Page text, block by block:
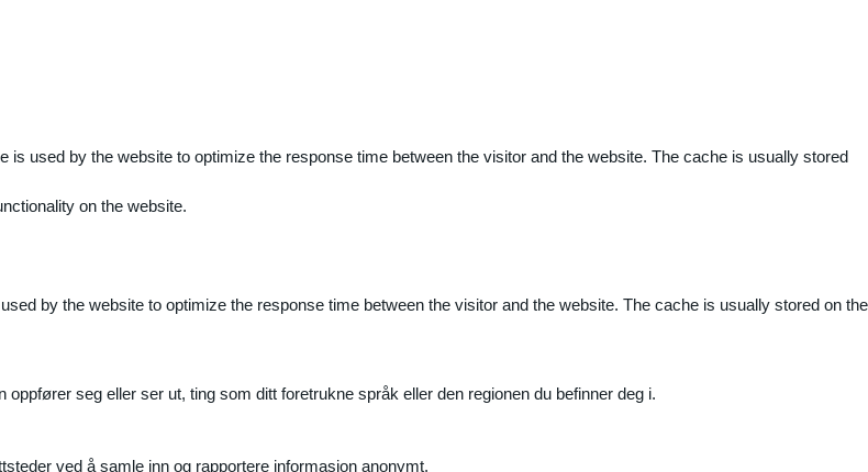
used by the website to optimize the response time between the visitor and the website. The cache is usually stored
on the website.
by the website to optimize the response time between the visitor and the website. The cache is usually stored on the
seg eller ser ut, ting som ditt foretrukne språk eller den regionen du befinner deg i.
ved å samle inn og rapportere informasjon anonymt.